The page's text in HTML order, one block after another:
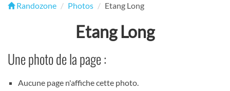
Randozone Photos Etang Long
Etang Long
Une photo de la page :
Aucune page n'affiche cette photo.